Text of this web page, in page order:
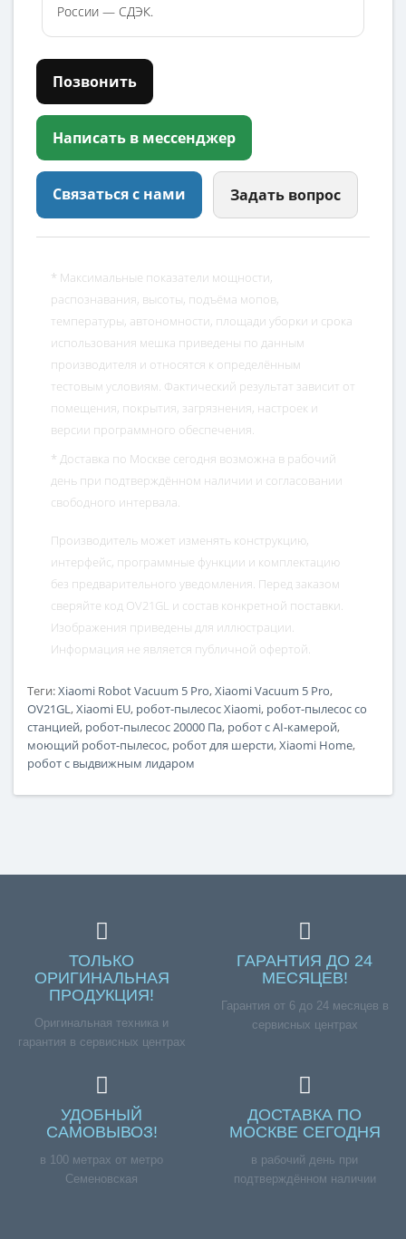
России — СДЭК.
Позвонить
Написать в мессенджер
Связаться с нами Задать вопрос
* Максимальные показатели мощности,
распознавания, высоты, подъёма мопов,
температуры, автономности, площади уборки и срока
использования мешка приведены по данным
производителя и относятся к определённым
тестовым условиям. Фактический результат зависит от
помещения, покрытия, загрязнения, настроек и
версии программного обеспечения.
* Доставка по Москве сегодня возможна в рабочий
день при подтверждённом наличии и согласовании
свободного интервала.
Производитель может изменять конструкцию,
интерфейс, программные функции и комплектацию
без предварительного уведомления. Перед заказом
сверяйте код OV21GL и состав конкретной поставки.
Изображения приведены для иллюстрации.
Информация не является публичной офертой.
Теги:Xiaomi Robot Vacuum 5 Pro,Xiaomi Vacuum 5 Pro,
OV21GL,Xiaomi EU, робот-пылесос Xiaomi, робот-пылесос со
станцией, робот-пылесос 20000 Па, робот с AI-камерой,
моющий робот-пылесос, робот для шерсти,Xiaomi Home,
робот с выдвижным лидаром
ТОЛЬКО
ОРИГИНАЛЬНАЯ
ПРОДУКЦИЯ!
Оригинальная техника и
гарантия в сервисных центрах
ГАРАНТИЯ ДО 24
МЕСЯЦЕВ!
Гарантия от 6 до 24 месяцев в
сервисных центрах
УДОБНЫЙ
САМОВЫВОЗ!
в 100 метрах от метро
Семеновская
ДОСТАВКА ПО
МОСКВЕ СЕГОДНЯ
в рабочий день при
подтверждённом наличии